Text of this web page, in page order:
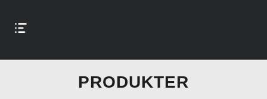
PRODUKTER